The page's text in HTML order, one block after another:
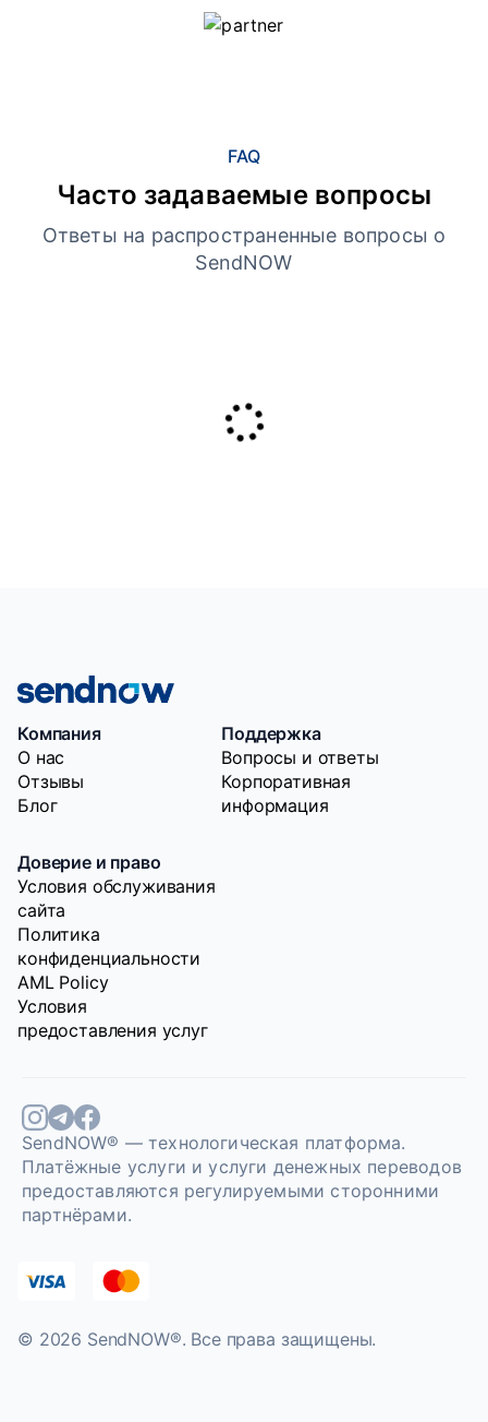
FAQ
Часто задаваемые вопросы
Ответы на распространенные вопросы о
SendNOW
Компания
O нас
Отзывы
Блог
Поддержка
Вопросы и ответы
Корпоративная
информация
Доверие и право
Условия обслуживания
сайта
Политика
конфиденциальности
AML Policy
Условия
предоставления услуг
SendNOW® — технологическая платформа.
Платёжные услуги и услуги денежных переводов
предоставляются регулируемыми сторонними
партнёрами.
© 2026 SendNOW®. Bce права защищены.